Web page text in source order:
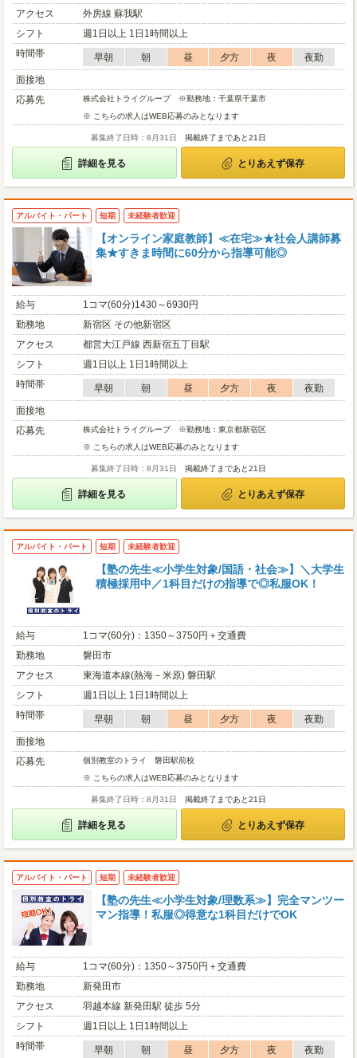
アクセス
外房線 蘇我駅
シフト
週1日以上 1日1時間以上
時間帯
早朝 朝 昼 夕方 夜
夜勤
面接地
応募先
株式会社トライグループ ※勤務地：千葉県千葉市
※ こちらの求人はWEB応募のみとなります
募集終了日時：8月31日 掲載終了まであと21日
詳細を見る とりあえず保存
アルバイト・パート 短期 未経験者歓迎
【オンライン家庭教師】≪在宅≫★社会人講師募
集★すきま時間に60分から指導可能◎
給与
1コマ(60分)1430～6930円
勤務地
新宿区 その他新宿区
アクセス
都営大江戸線 西新宿五丁目駅
シフト
週1日以上 1日1時間以上
時間帯
早朝 朝 昼 夕方 夜
夜勤
面接地
応募先
株式会社トライグループ ※勤務地：東京都新宿区
※ こちらの求人はWEB応募のみとなります
募集終了日時：8月31日 掲載終了まであと21日
詳細を見る とりあえず保存
アルバイト・パート 短期 未経験者歓迎
【塾の先生≪小学生対象/国語・社会≫】＼大学生
積極採用中／1科目だけの指導で◎私服OK！
給与
1コマ(60分)：1350～3750円＋交通費
勤務地
磐田市
アクセス
東海道本線(熱海－米原) 磐田駅
シフト
週1日以上 1日1時間以上
時間帯
早朝 朝 昼 夕方 夜
夜勤
面接地
応募先
個別教室のトライ 磐田駅前校
※ こちらの求人はWEB応募のみとなります
募集終了日時：8月31日 掲載終了まであと21日
詳細を見る とりあえず保存
アルバイト・パート 短期 未経験者歓迎
【塾の先生≪小学生対象/理数系≫】完全マンツー
マン指導！私服◎得意な1科目だけでOK
給与
1コマ(60分)：1350～3750円＋交通費
勤務地
新発田市
アクセス
羽越本線 新発田駅 徒歩 5分
シフト
週1日以上 1日1時間以上
時間帯
早朝 朝 昼 夕方 夜 夜勤